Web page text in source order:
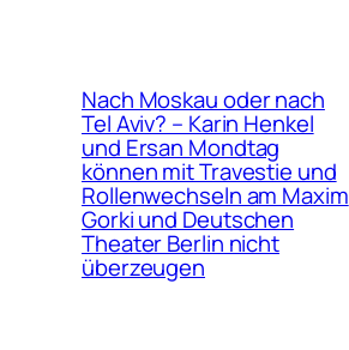
Nach Moskau oder nach
Tel Aviv? – Karin Henkel
und Ersan Mondtag
können mit Travestie und
Rollenwechseln am Maxim
Gorki und Deutschen
Theater Berlin nicht
überzeugen